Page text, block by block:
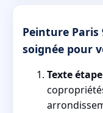
Peinture
soignée pour
Texte étape